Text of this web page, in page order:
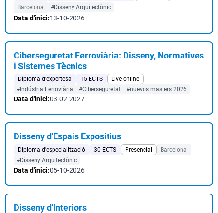
Barcelona
#Disseny Arquitectònic
Data d'inici:13-10-2026
Ciberseguretat Ferroviària: Disseny, Normatives
i Sistemes Tècnics
Diploma d'expertesa 15 ECTS
Live online
#Indústria Ferroviària
#Ciberseguretat #nuevos masters 2026
Data d'inici:03-02-2027
Disseny d'Espais Expositius
Diploma d'especialització 30 ECTS Presencial
Barcelona
#Disseny Arquitectònic
Data d'inici:05-10-2026
Disseny d'Interiors